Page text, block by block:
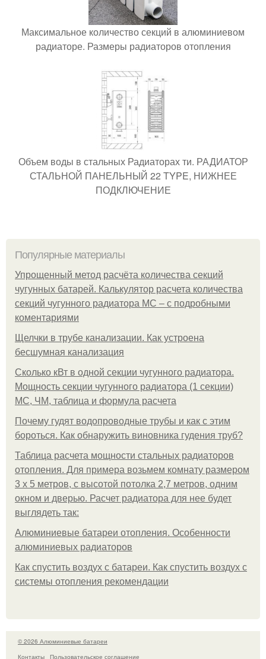
Максимальное количество секций в алюминиевом
радиаторе. Размеры радиаторов отопления
Объем воды в стальных Радиаторах ти. РАДИАТОР
СТАЛЬНОЙ ПАНЕЛЬНЫЙ 22 TYPE, НИЖНЕЕ
ПОДКЛЮЧЕНИЕ
Популярные материалы
Упрощенный метод расчёта количества секций
чугунных батарей. Калькулятор расчета количества
секций чугунного радиатора МС – с подробными
коментариями
Щелчки в трубе канализации. Как устроена
бесшумная канализация
Сколько кВт в одной секции чугунного радиатора.
Мощность секции чугунного радиатора (1 секции)
МС, ЧМ, таблица и формула расчета
Почему гудят водопроводные трубы и как с этим
бороться. Как обнаружить виновника гудения труб?
Таблица расчета мощности стальных радиаторов
отопления. Для примера возьмем комнату размером
3 х 5 метров, с высотой потолка 2,7 метров, одним
окном и дверью. Расчет радиатора для нее будет
выглядеть так:
Алюминиевые батареи отопления. Особенности
алюминиевых радиаторов
Как спустить воздух с батареи. Как спустить воздух с
системы отопления рекомендации
© 2026 Алюминиевые батареи
Контакты
Пользовательское соглашение